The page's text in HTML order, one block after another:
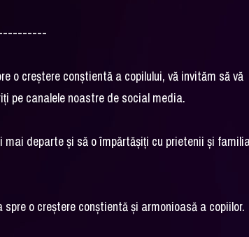
o creștere conștientă a copilului, vă invităm să vă
pe canalele noastre de social media.
departe și să o împărtășiți cu prietenii și
o creștere conștientă și armonioasă a copiilor.